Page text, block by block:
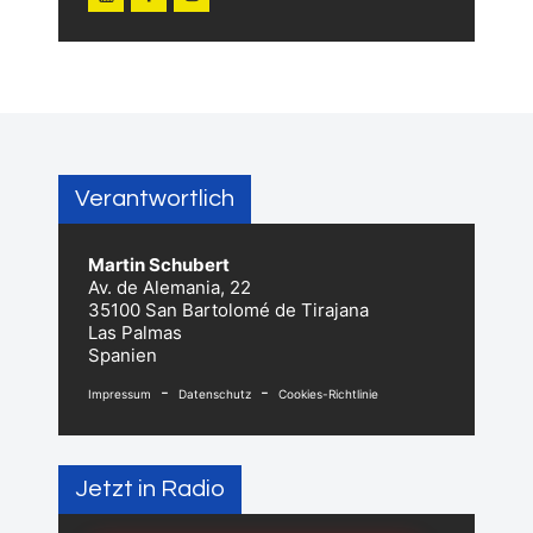
Verantwortlich
Martin Schubert
Av. de Alemania, 22
35100 San Bartolomé de Tirajana
Las Palmas
Spanien
Impressum - Datenschutz - Cookies-Richtlinie
Jetzt in Radio